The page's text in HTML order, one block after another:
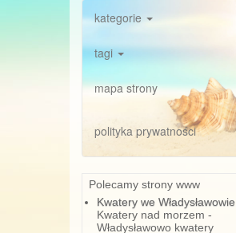
kategorie
tagi
mapa strony
polityka prywatności
Polecamy strony www
Kwatery we Władysławowie
Kwatery nad morzem -
Władysławowo kwatery